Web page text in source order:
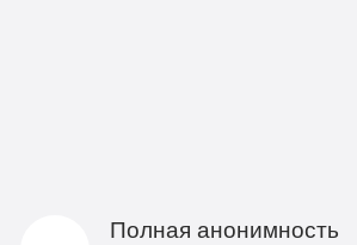
Полная анонимность